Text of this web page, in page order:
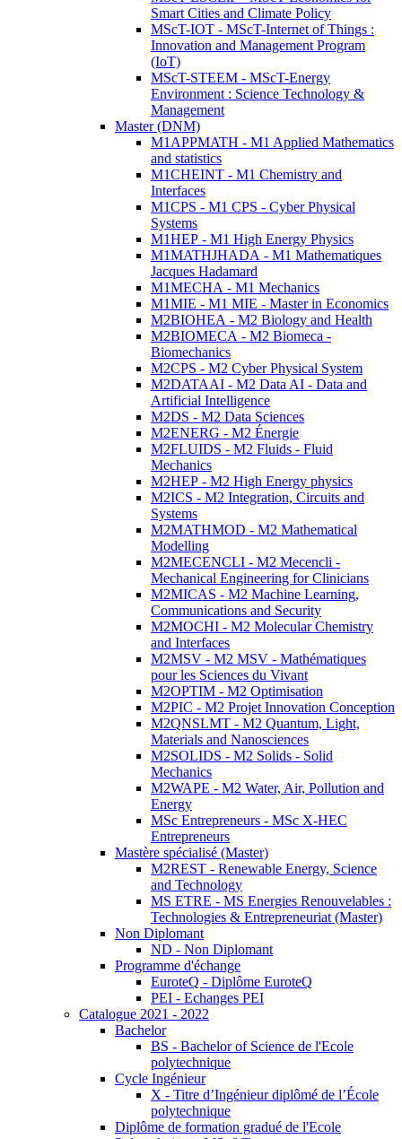
Smart Cities and Climate Policy
MScT-IOT - MScT-Internet of Things :
Innovation and Management Program
(IoT)
MScT-STEEM - MScT-Energy
Environment : Science Technology &
Management
Master (DNM)
M1APPMATH - M1 Applied Mathematics
and statistics
M1CHEINT - M1 Chemistry and
Interfaces
M1CPS - M1 CPS - Cyber Physical
Systems
M1HEP - M1 High Energy Physics
M1MATHJHADA - M1 Mathematiques
Jacques Hadamard
M1MECHA - M1 Mechanics
M1MIE - M1 MIE - Master in Economics
M2BIOHEA - M2 Biology and Health
M2BIOMECA - M2 Biomeca -
Biomechanics
M2CPS - M2 Cyber Physical System
M2DATAAI - M2 Data AI - Data and
Artificial Intelligence
M2DS - M2 Data Sciences
M2ENERG - M2 Énergie
M2FLUIDS - M2 Fluids - Fluid
Mechanics
M2HEP - M2 High Energy physics
M2ICS - M2 Integration, Circuits and
Systems
M2MATHMOD - M2 Mathematical
Modelling
M2MECENCLI - M2 Mecencli -
Mechanical Engineering for Clinicians
M2MICAS - M2 Machine Learning,
Communications and Security
M2MOCHI - M2 Molecular Chemistry
and Interfaces
M2MSV - M2 MSV - Mathématiques
pour les Sciences du Vivant
M2OPTIM - M2 Optimisation
M2PIC - M2 Projet Innovation Conception
M2QNSLMT - M2 Quantum, Light,
Materials and Nanosciences
M2SOLIDS - M2 Solids - Solid
Mechanics
M2WAPE - M2 Water, Air, Pollution and
Energy
MSc Entrepreneurs - MSc X-HEC
Entrepreneurs
Mastère spécialisé (Master)
M2REST - Renewable Energy, Science
and Technology
MS ETRE - MS Energies Renouvelables :
Technologies & Entrepreneuriat (Master)
Non Diplomant
ND - Non Diplomant
Programme d'échange
EuroteQ - Diplôme EuroteQ
PEI - Echanges PEI
Catalogue 2021 - 2022
Bachelor
BS - Bachelor of Science de l'Ecole
polytechnique
Cycle Ingénieur
X - Titre d’Ingénieur diplômé de l’École
polytechnique
Diplôme de formation gradué de l'Ecole